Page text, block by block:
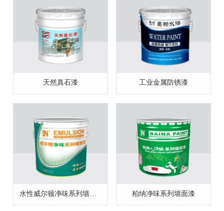
天然真石漆 工业金属防锈漆
柏纳净味系列墙面漆